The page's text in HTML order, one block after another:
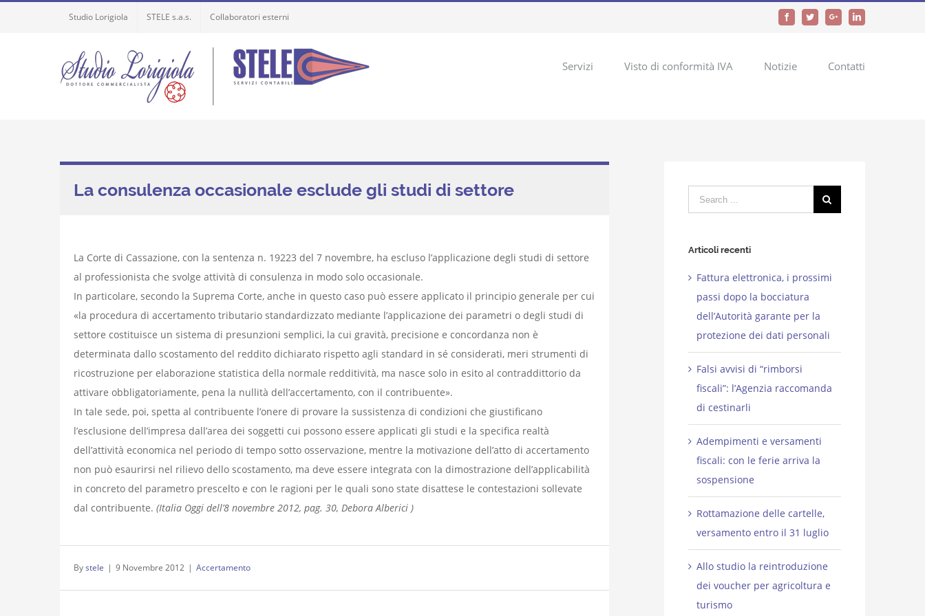
Studio Lorigiola STELE s.a.s. Collaboratori esterni FacebookTwitterGoogle+LinkedIn
Servizi Visto di conformità IVA Notizie Contatti
La consulenza occasionale esclude gli studi di settore
La Corte di Cassazione, con la sentenza n. 19223 del 7 novembre, ha escluso l’applicazione degli studi di settore
al professionista che svolge attività di consulenza in modo solo occasionale.
In particolare, secondo la Suprema Corte, anche in questo caso può essere applicato il principio generale per cui
«la procedura di accertamento tributario standardizzato mediante l’applicazione dei parametri o degli studi di
settore costituisce un sistema di presunzioni semplici, la cui gravità, precisione e concordanza non è
determinata dallo scostamento del reddito dichiarato rispetto agli standard in sé considerati, meri strumenti di
ricostruzione per elaborazione statistica della normale redditività, ma nasce solo in esito al contraddittorio da
attivare obbligatoriamente, pena la nullità dell’accertamento, con il contribuente».
In tale sede, poi, spetta al contribuente l’onere di provare la sussistenza di condizioni che giustificano
l’esclusione dell’impresa dall’area dei soggetti cui possono essere applicati gli studi e la specifica realtà
dell’attività economica nel periodo di tempo sotto osservazione, mentre la motivazione dell’atto di accertamento
non può esaurirsi nel rilievo dello scostamento, ma deve essere integrata con la dimostrazione dell’applicabilità
in concreto del parametro prescelto e con le ragioni per le quali sono state disattese le contestazioni sollevate
dal contribuente. (Italia Oggi dell’8 novembre 2012, pag. 30, Debora Alberici )
Bystele | 9 Novembre 2012 | Accertamento
Search
for:
Articoli recenti
Fattura elettronica, i prossimi
passi dopo la bocciatura
dell’Autorità garante per la
protezione dei dati personali
Falsi avvisi di “rimborsi
fiscali”: l’Agenzia raccomanda
di cestinarli
Adempimenti e versamenti
fiscali: con le ferie arriva la
sospensione
Rottamazione delle cartelle,
versamento entro il 31 luglio
Allo studio la reintroduzione
dei voucher per agricoltura e
turismo